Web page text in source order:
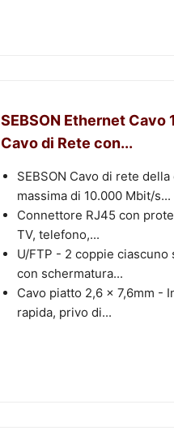
SEBSON Ethernet Cavo
Cavo di Rete con...
SEBSON Cavo di rete
massima di 10.000 Mbit/s...
Connettore RJ45 con
TV, telefono,...
U/FTP - 2 coppie
con schermatura...
Cavo piatto 2,6 x 7,6mm -
rapida, privo di...